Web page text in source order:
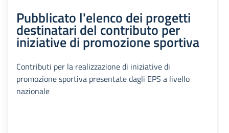
Pubblicato l'elenco dei progetti
destinatari del contributo per
iniziative di promozione sportiva
Contributi per la realizzazione di iniziative di
promozione sportiva presentate dagli EPS a livello
nazionale